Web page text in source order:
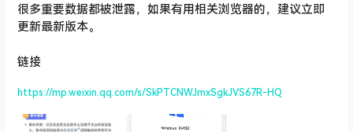
很多重要数据都被泄露，如果有用相关浏览器的，建议立即
更新最新版本。
链接
https://mp.weixin.qq.com/s/SkPTCNWJmxSgkJVS67R-HQ